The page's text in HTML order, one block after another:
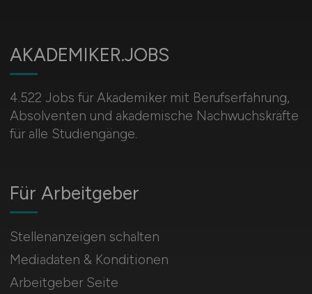
AKADEMIKER.JOBS
4.522 Jobs für Akademiker mit Berufserfahrung,
Absolventen und akademische Nachwuchskräfte
für alle Studiengänge.
Für Arbeitgeber
Stellenanzeigen schalten
Mediadaten & Konditionen
Arbeitgeber Seite